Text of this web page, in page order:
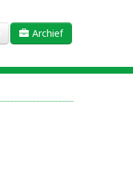
Archief